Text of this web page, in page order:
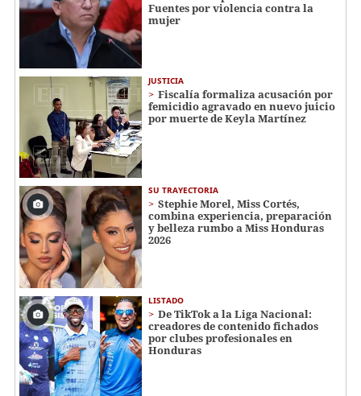
Fuentes por violencia contra la
mujer
JUSTICIA
Fiscalía formaliza acusación por
femicidio agravado en nuevo juicio
por muerte de Keyla Martínez
SU TRAYECTORIA
Stephie Morel, Miss Cortés,
combina experiencia, preparación
y belleza rumbo a Miss Honduras
2026
LISTADO
De TikTok a la Liga Nacional:
creadores de contenido fichados
por clubes profesionales en
Honduras